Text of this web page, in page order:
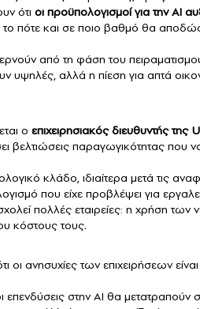
ότι οι προϋπολογισμοί για την AI
πότε και σε ποιο βαθμό θα
από τη φάση του
υψηλές, αλλά η πίεση για απτά
ο επιχειρησιακός διευθυντής της
βελτιώσεις παραγωγικότητας που
κλάδο, ιδιαίτερα μετά τις
που είχε προβλέψει για
πολλές εταιρείες: η χρήση των
κόστους τους.
οι ανησυχίες των επιχειρήσεων
επενδύσεις στην AI θα μετατραπούν